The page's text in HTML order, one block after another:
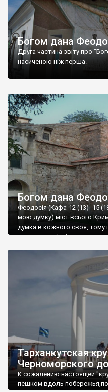
Богом дана
Друга частина звіту про
насиченою ніж перша.
Богом дана
Феодосія (Кафа-12 (13) -15
мою думку) міст всього
думка в кожного своя, тому
запрошую відвідати це
Тарханкутская
Черноморского
К сожалению настоящей
пешком вдоль